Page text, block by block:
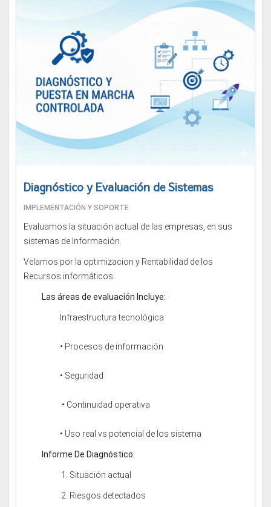
Diagnóstico y Evaluación de Sistemas
IMPLEMENTACIÓN Y SOPORTE
Evaluamos la situación actual de las empresas, en sus
sistemas de Información.
Velamos por la optimizacion y Rentabilidad de los
Recursos informáticos.
Las áreas de evaluación Incluye:
Infraestructura tecnológica
• Procesos de información
• Seguridad
• Continuidad operativa
• Uso real vs potencial de los sistema
Informe De Diagnóstico:
1. Situación actual
2. Riesgos detectados